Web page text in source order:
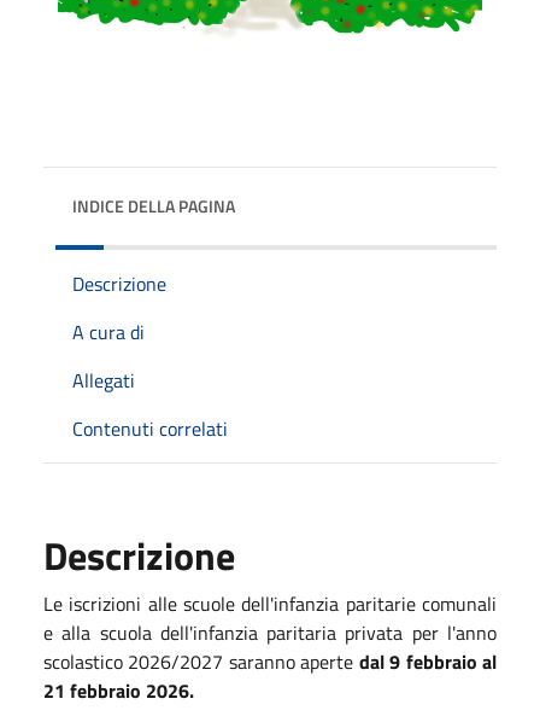
INDICE DELLA PAGINA
Descrizione
A cura di
Allegati
Contenuti correlati
Descrizione
Le iscrizioni alle scuole dell'infanzia paritarie comunali
e alla scuola dell'infanzia paritaria privata per l'anno
scolastico 2026/2027 saranno aperte dal 9 febbraio al
21 febbraio 2026.